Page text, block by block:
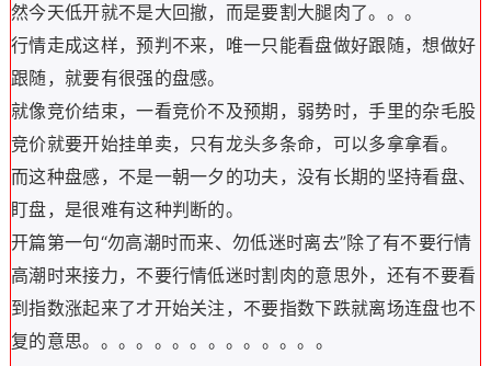
然今天低开就不是大回撤，而是要割大腿肉了。。。
行情走成这样，预判不来，唯一只能看盘做好跟随，想做好
跟随，就要有很强的盘感。
就像竞价结束，一看竞价不及预期，弱势时，手里的杂毛股
竞价就要开始挂单卖，只有龙头多条命，可以多拿拿看。
而这种盘感，不是一朝一夕的功夫，没有长期的坚持看盘、
盯盘，是很难有这种判断的。
开篇第一句“勿高潮时而来、勿低迷时离去”除了有不要行情
高潮时来接力，不要行情低迷时割肉的意思外，还有不要看
到指数涨起来了才开始关注，不要指数下跌就离场连盘也不
复的意思。 。 。。 。 。。 。 。。 。 。。 。